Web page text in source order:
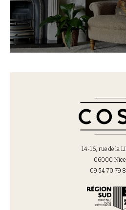
14-16, rue de la
06000 Nice
09 54 70 79